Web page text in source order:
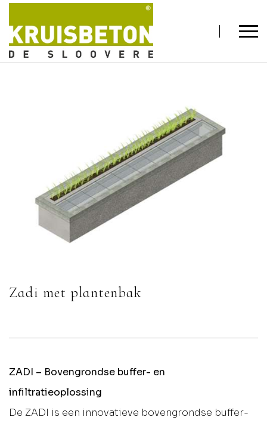
Zadi met plantenbak
ZADI – Bovengrondse buffer- en
infiltratieoplossing
De ZADI is een innovatieve bovengrondse buffer-